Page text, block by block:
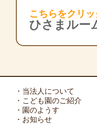
こちらをクリ
ひさまル
・当法人について
・こども園のご紹介
・園のようす
・お知らせ